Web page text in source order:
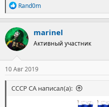
Р
е
а
к
ц
и
и
:
Rand0m
marinel
Активный участник
10 Авг 2019
СССР СА написал(а):